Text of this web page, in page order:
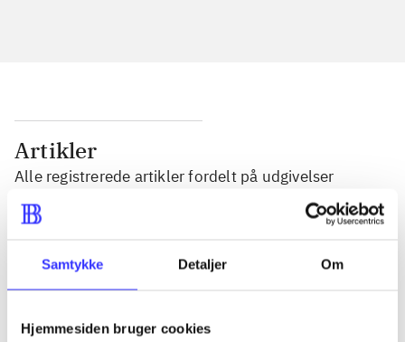
Samtykke Detaljer Om
Hjemmesiden bruger cookies
Artikler
Alle registrerede artikler fordelt på udgivelser
...
...